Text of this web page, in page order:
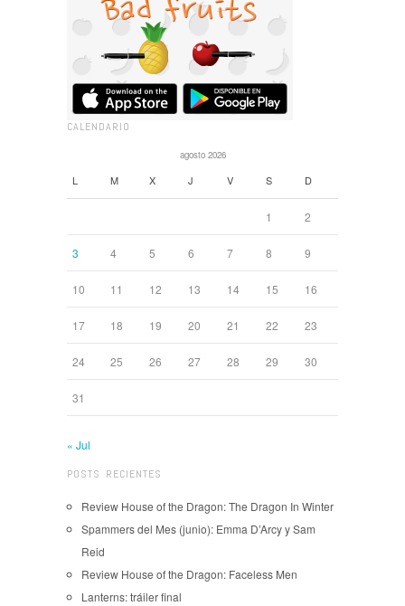
CALENDARIO
agosto 2026
L M X J V S D
1 2
3 4 5 6 7 8 9
10 11 12 13 14 15 16
17 18 19 20 21 22 23
24 25 26 27 28 29 30
31
« Jul
POSTS RECIENTES
Review House of the Dragon: The Dragon In Winter
Spammers del Mes (junio): Emma D’Arcy y Sam
Reid
Review House of the Dragon: Faceless Men
Lanterns: tráiler final